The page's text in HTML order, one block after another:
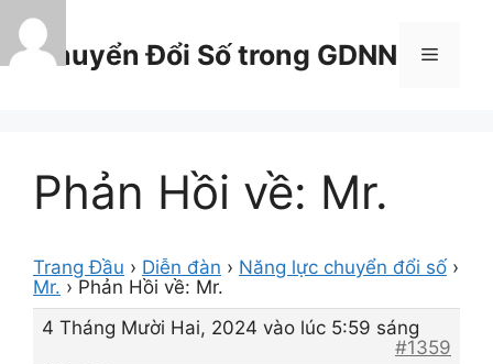
Chuyển
đến
nội
Chuyển Đổi Số trong GDNN Menu
Phản Hồi về: Mr.
Trang Đầu › Diễn đàn › Năng lực chuyển đổi số ›
Mr. › Phản Hồi về: Mr.
4 Tháng Mười Hai, 2024 vào lúc 5:59 sáng
#1359